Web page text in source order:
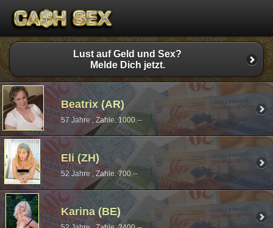
Lust auf Geld und Sex?
Melde Dich jetzt.
Beatrix (AR)
57 Jahre , Zahle: 1000.--
Eli (ZH)
52 Jahre , Zahle: 700.--
Karina (BE)